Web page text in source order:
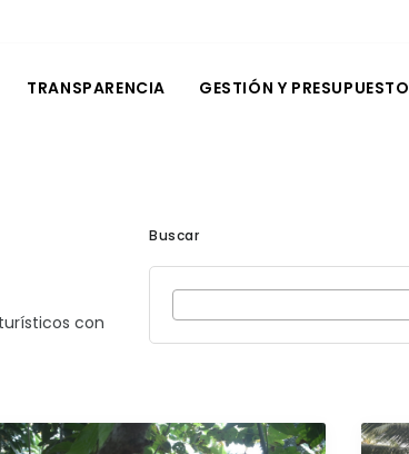
TRANSPARENCIA GESTIÓN Y PRESUPUESTO
con
Buscar